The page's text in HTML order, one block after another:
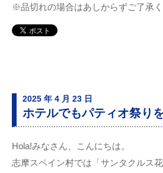
※品切れの場合はあしからずご了承く
2025 年 4 月 23 日
ホテルでもパティオ祭り
Hola!みなさん、こんにちは。
志摩スペイン村では「サンタクルス